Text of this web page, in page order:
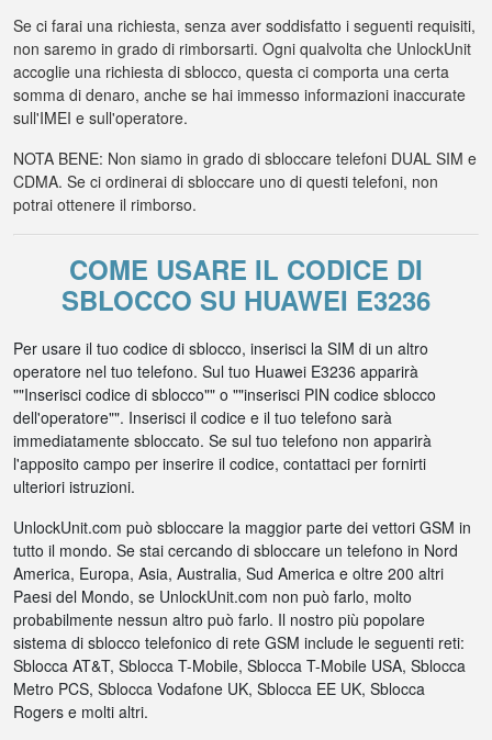
Se ci farai una richiesta, senza aver soddisfatto i seguenti requisiti,
non saremo in grado di rimborsarti. Ogni qualvolta che UnlockUnit
accoglie una richiesta di sblocco, questa ci comporta una certa
somma di denaro, anche se hai immesso informazioni inaccurate
sull'IMEI e sull'operatore.
NOTA BENE: Non siamo in grado di sbloccare telefoni DUAL SIM e
CDMA. Se ci ordinerai di sbloccare uno di questi telefoni, non
potrai ottenere il rimborso.
COME USARE IL CODICE DI
SBLOCCO SU HUAWEI E3236
Per usare il tuo codice di sblocco, inserisci la SIM di un altro
operatore nel tuo telefono. Sul tuo Huawei E3236 apparirà
""Inserisci codice di sblocco"" o ""inserisci PIN codice sblocco
dell'operatore"". Inserisci il codice e il tuo telefono sarà
immediatamente sbloccato. Se sul tuo telefono non apparirà
l'apposito campo per inserire il codice, contattaci per fornirti
ulteriori istruzioni.
UnlockUnit.com può sbloccare la maggior parte dei vettori GSM in
tutto il mondo. Se stai cercando di sbloccare un telefono in Nord
America, Europa, Asia, Australia, Sud America e oltre 200 altri
Paesi del Mondo, se UnlockUnit.com non può farlo, molto
probabilmente nessun altro può farlo. Il nostro più popolare
sistema di sblocco telefonico di rete GSM include le seguenti reti:
Sblocca AT&T, Sblocca T-Mobile, Sblocca T-Mobile USA, Sblocca
Metro PCS, Sblocca Vodafone UK, Sblocca EE UK, Sblocca
Rogers e molti altri.